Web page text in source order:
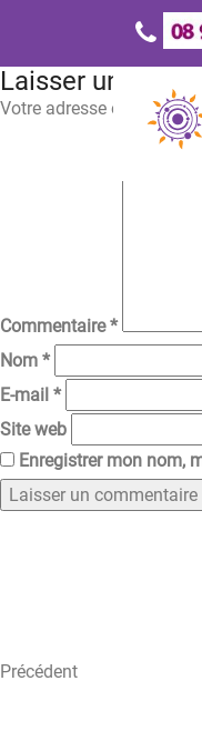
Laisser un
Votre adresse e-mail ne
Commentaire*
Nom *
E-mail *
Site web
Enregistrer mon nom,
Précédent